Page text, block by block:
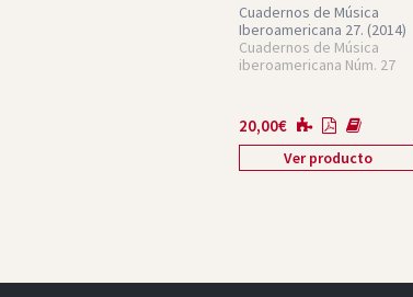
Cuadernos de Música
Iberoamericana 27. (2014)
Cuadernos de Música
iberoamericana Núm. 27
20,00€
Ver producto